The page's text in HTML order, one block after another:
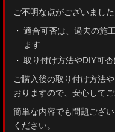
GUN125 ハイラックス
AXUH80/85 MXUA80/85
ZSU60 ハリアー
MXAA54 AXAH54/52 RAV4
ご不明な点がございまし
適合可否は、過去の施
ます
取り付け方法やDIY可
ご購入後の取り付け方法
おりますので、安心して
簡単な内容でも問題ござ
ください。